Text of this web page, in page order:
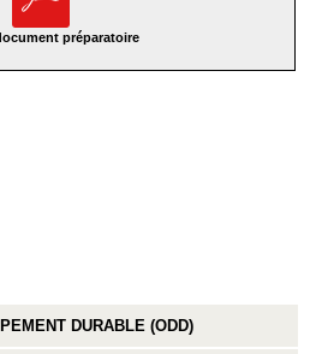
préparatoire
DURABLE (ODD)